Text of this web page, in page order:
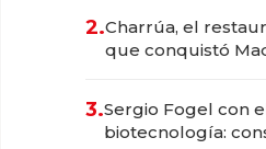
millones
2.Charrúa, el
que conquistó
prepara apertura
3.Sergio Fogel con
biotecnología: